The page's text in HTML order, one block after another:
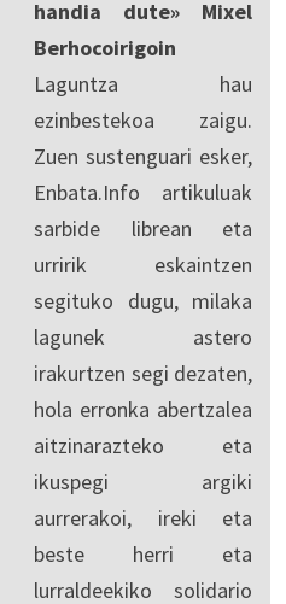
handia dute» Mixel
Berhocoirigoin
Laguntza hau
ezinbestekoa zaigu.
Zuen sustenguari esker,
Enbata.Info artikuluak
sarbide librean eta
urririk eskaintzen
segituko dugu, milaka
lagunek astero
irakurtzen segi dezaten,
hola erronka abertzalea
aitzinarazteko eta
ikuspegi argiki
aurrerakoi, ireki eta
beste herri eta
lurraldeekiko solidario